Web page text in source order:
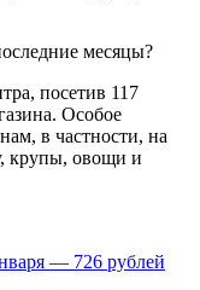
посетив 117
Особое
в частности, на
крупы, овощи и
— 726 рублей